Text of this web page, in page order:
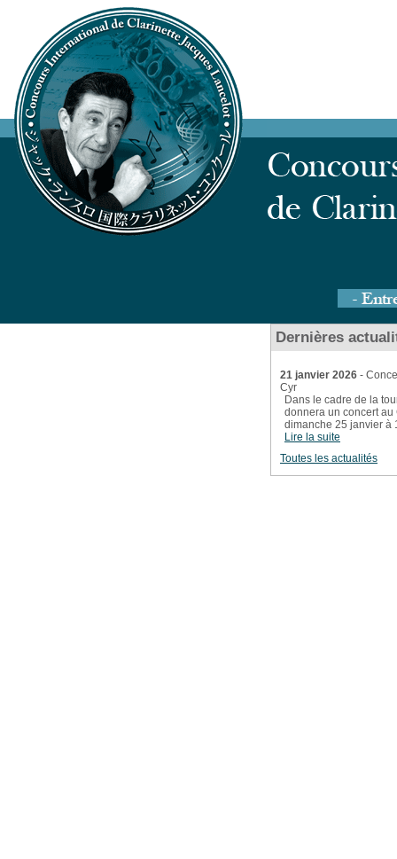
Dernières
21 janvier 2026 -
Cyr
Dans le cadre de la
donnera un concert
dimanche 25 janvier à
Lire la suite
Toutes les actualités